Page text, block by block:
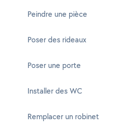
Peindre une pièce
Poser des rideaux
Poser une porte
Installer des WC
Remplacer un robinet